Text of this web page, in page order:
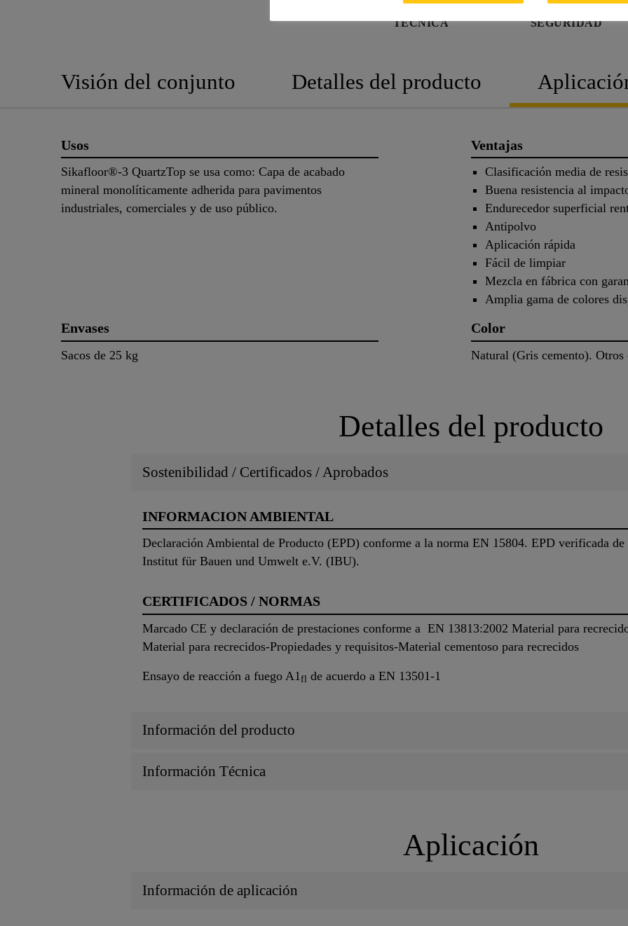
FICHA
TÉCNICA
FICHA DE
SEGURIDAD
Visión del conjunto Detalles del producto
Usos
Sikafloor®-3 QuartzTop se usa como: Capa de acabado
mineral monolíticamente adherida para pavimentos
industriales, comerciales y de uso público.
Ventajas
Clasificación media de
Buena resistencia al
Endurecedor superficial
Antipolvo
Aplicación rápida
Fácil de limpiar
Mezcla en fábrica con
Amplia gama de colores
Envases
Sacos de 25 kg
Color
Natural (Gris cemento). Otros
Detalles del producto
Sostenibilidad / Certificados / Aprobados
INFORMACION AMBIENTAL
Declaración Ambiental de Producto (EPD) conforme a la norma EN 15804. EPD verificada
Institut für Bauen und Umwelt e.V. (IBU).
CERTIFICADOS / NORMAS
Marcado CE y declaración de prestaciones conforme a EN 13813:2002 Material para
Material para recrecidos-Propiedades y requisitos-Material cementoso para recrecidos
Ensayo de reacción a fuego A1 fl de acuerdo a EN 13501-1
Información del producto
Información Técnica
Aplicación
Información de aplicación